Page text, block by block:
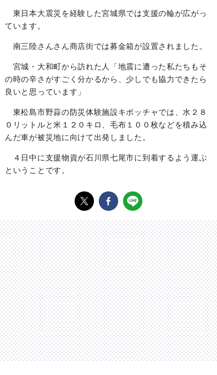
東日本大震災を経験した宮城県では支援の輪が広がっ
ています。
南三陸さんさん商店街では募金箱が設置されました。
宮城・大和町から訪れた人「地震に遭った私たちもそ
の時の辛さがすごく分かるから、少しでも協力できたら
良いと思っています」
東松島市野蒜の防災体験施設キボッチャでは、水２８
０リットルと米１２０キロ、毛布１００枚などを積み込
んだ車が被災地に向けて出発しました。
４日中に支援物資が石川県七尾市に到着するよう運ぶ
ということです。